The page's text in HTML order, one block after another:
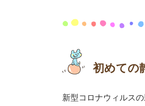
初めての
新型コロナウィルス